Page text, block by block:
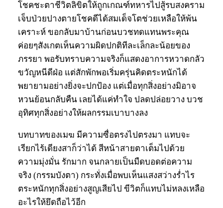
โชคชะตาชีวิตลิขิตให้ถูกเกณฑ์ทหารไปสู้รบสงคราม
เจ็บป่วยปางตายโชคดีได้สมเด็จโตช่วยเหลือให้พ้น
เคราะห์ ขอกลับมาบ้านก่อนบวชทดแทนพระคุณ
ค่อยๆสังเกตเห็นความผิดปกติทีละเล็กละน้อยของ
ภรรยา พอรับทราบความจริงก็แสดงอาการหวาดกลัว
ขวัญหนีดีฝ่อ แต่สักพักพอเริ่มครุ่นคิดตระหนักได้
พยายามอย่างยิ่งจะปกป้อง แต่เมื่อทุกสิ่งอย่างมิอาจ
หวนย้อนกลับคืน เลยได้แค่ทำใจ ปลดปล่อยวาง บวช
อุทิศทุกสิ่งอย่างให้ผลกรรมเบาบางลง
บทบาทของเมฆ มีความซื่อตรงไปตรงมา แทบจะ
เรียกไร้เดียงสาก็ว่าได้ สีหน้าสายตาเต็มไปด้วย
ความมุ่งมั่น รักมาก จนกลายเป็นมืดบอดต่อความ
จริง (กรรมบังตา) กระทั่งเมื่อพบเห็นแสงสว่างร่ำไร
ตระหนักทุกสิ่งอย่างสูญเสียไป ขีวิตก็แทบไม่หลงเหลือ
อะไรให้ยึดถือไว้อีก